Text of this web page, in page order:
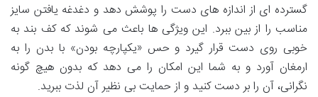
گسترده ای از اندازه های دست را پوشش دهد و دغدغه یافتن سایز
مناسب را از بین ببرد. این ویژگی ها باعث می شوند که کف بند به
خوبی روی دست قرار گیرد و حس «یکپارچه بودن» با بدن را به
ارمغان آورد و به شما این امکان را می دهد که بدون هیچ گونه
نگرانی، آن را بر دست کنید و از حمایت بی نظیر آن لذت ببرید.